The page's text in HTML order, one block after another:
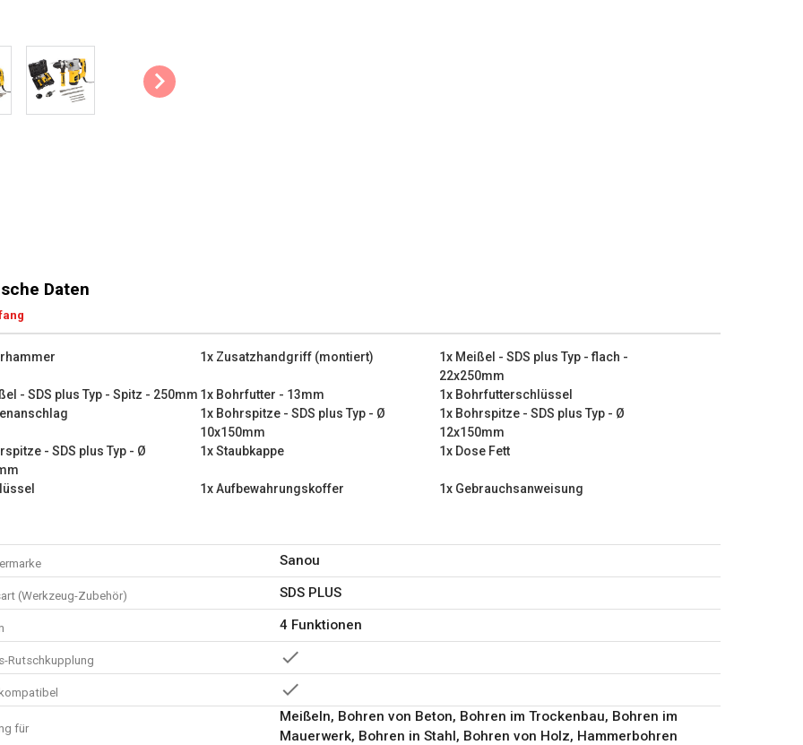
1x Bohrfutter - 13mm
1x Bohrfutterschlüssel
1x Bohrspitze - SDS plus Typ - Ø 10x150mm
1x Bohrspitze - SDS plus Typ - Ø 12x150mm
1x Bohrspitze - SDS plus Typ - Ø 8x150mm
1x Staubkappe
1x Schlüssel
Daten
1x Zusatzhandgriff (montiert)
1x Meißel - SDS plus Typ - flach -
22x250mm
- SDS plus Typ - Spitz - 250mm 1x Bohrfutter - 13mm
1x Bohrfutterschlüssel
1x Bohrspitze - SDS plus Typ - Ø
10x150mm
1x Bohrspitze - SDS plus Typ - Ø
12x150mm
- SDS plus Typ - Ø
1x Staubkappe 1x Dose Fett
1x Aufbewahrungskoffer 1x Gebrauchsanweisung
Sanou
(Werkzeug-Zubehör) SDS PLUS
4 Funktionen
Rutschkupplung
für
Meißeln, Bohren von Beton, Bohren im Trockenbau, Bohren im
Mauerwerk, Bohren in Stahl, Bohren von Holz, Hammerbohren